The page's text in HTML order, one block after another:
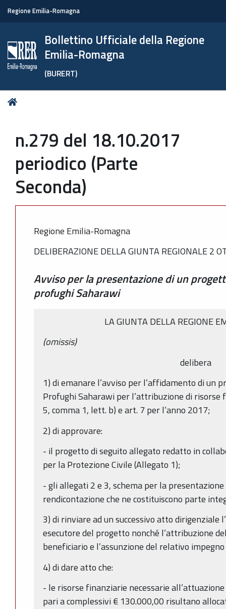
Regione Emilia-Romagna
Bollettino Ufficiale della Regione
Emilia-Romagna
(BURERT)
Tu
n.279 del 18.10.2017
periodico (Parte
Seconda)
Regione Emilia-Romagna
DELIBERAZIONE DELLA GIUNTA REGIONALE 2
Avviso per la presentazione di un
profughi Saharawi
LA GIUNTA DELLA REGIONE
(omissis)
delibera
1) di emanare l’avviso per l’affidamento di un
Profughi Saharawi per l’attribuzione di risorse
5, comma 1, lett. b) e art. 7 per l’anno 2017;
2) di approvare:
- il progetto di seguito allegato redatto in
per la Protezione Civile (Allegato 1);
- gli allegati 2 e 3, schema per la
rendicontazione che ne costituiscono parte
3) di rinviare ad un successivo atto dirigenziale
esecutore del progetto nonché l’attribuzione
beneficiario e l’assunzione del relativo
4) di dare atto che:
- le risorse finanziarie necessarie
pari a complessivi € 130.000,00 risultano